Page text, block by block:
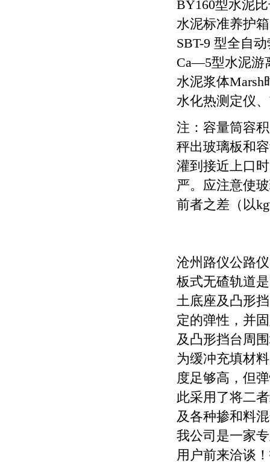
BY160型水泥
水泥标准养护
SBT-9 型全自
Ca—5型水泥游
水泥浆体Marsh
水化热测定仪
注：容量筒容
秤出玻璃板和
灌到接近上口
严。应注意使
前者之差（以
沧州路仪公路
板式无碴轨道
土底座及凸形
定的弹性，并
及凸形挡台周
为缓冲充填材
度足够高，但
此采用了将二
及各种掺和料
我公司是一家
用户前来洽谈